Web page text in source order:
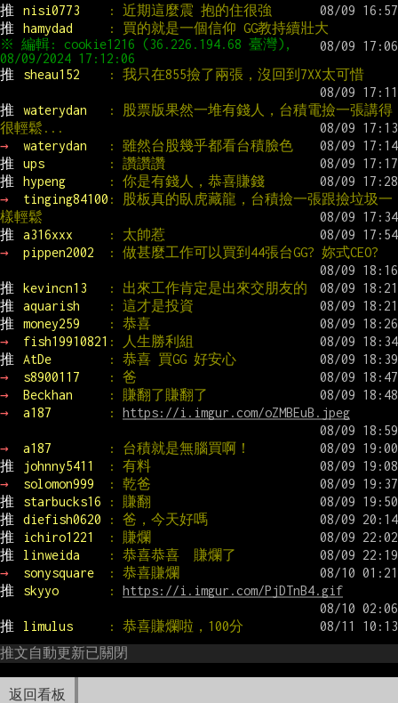
返回看板
推
nisi0773
: 近期這麼震 抱的住很強
推
hamydad
: 買的就是一個信仰 GG教持續壯大
※ 編輯: cookie1216 (36.226.194.68 臺灣),
推
sheau152 : 我只在855撿了兩張，沒回到7XX太可惜
推 waterydan
: 股票版果然一堆有錢人，台積電撿一張講得
很輕鬆...
→
waterydan
: 雖然台股幾乎都看台積臉色
推
ups
: 讚讚讚
推
hypeng
: 你是有錢人，恭喜賺錢
→
tinging84100 : 股板真的臥虎藏龍，台積撿一張跟撿垃圾一
樣輕鬆
推
a316xxx
: 太帥惹
→
pippen2002 : 做甚麼工作可以買到44張台GG? 妳式CEO?
推 kevincn13
: 出來工作肯定是出來交朋友的
推
aquarish
: 這才是投資
推
money259
: 恭喜
→
fish19910821 : 人生勝利組
推
AtDe
: 恭喜 買GG 好安心
→
s8900117
: 爸
→
Beckhan
: 賺翻了賺翻了
→
a187 : https://i.imgur.com/oZMBEuB.jpeg
→ a187
: 台積就是無腦買啊！
推
johnny5411
: 有料
→
solomon999
: 乾爸
推
starbucks16
: 賺翻
推
diefish0620
: 爸，今天好嗎
推
ichiro1221
: 賺爛
推
linweida
: 恭喜恭喜  賺爛了
→
sonysquare
: 恭喜賺爛
推
skyyo : https://i.imgur.com/PjDTnB4.gif
推 limulus
: 恭喜賺爛啦，100分
推文自動更新已關閉